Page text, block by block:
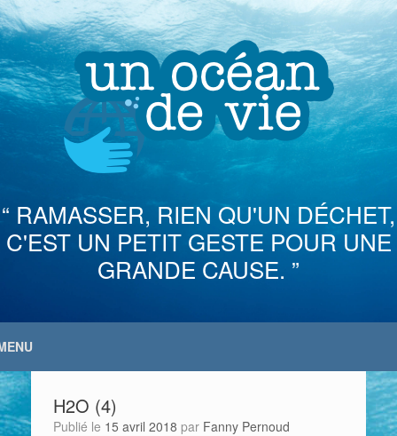
Skip
to
content
“ RAMASSER, RIEN QU'UN DÉCHET,
C'EST UN PETIT GESTE POUR UNE
GRANDE CAUSE. ”
H2O (4)
Publié le 15 avril 2018 par Fanny Pernoud